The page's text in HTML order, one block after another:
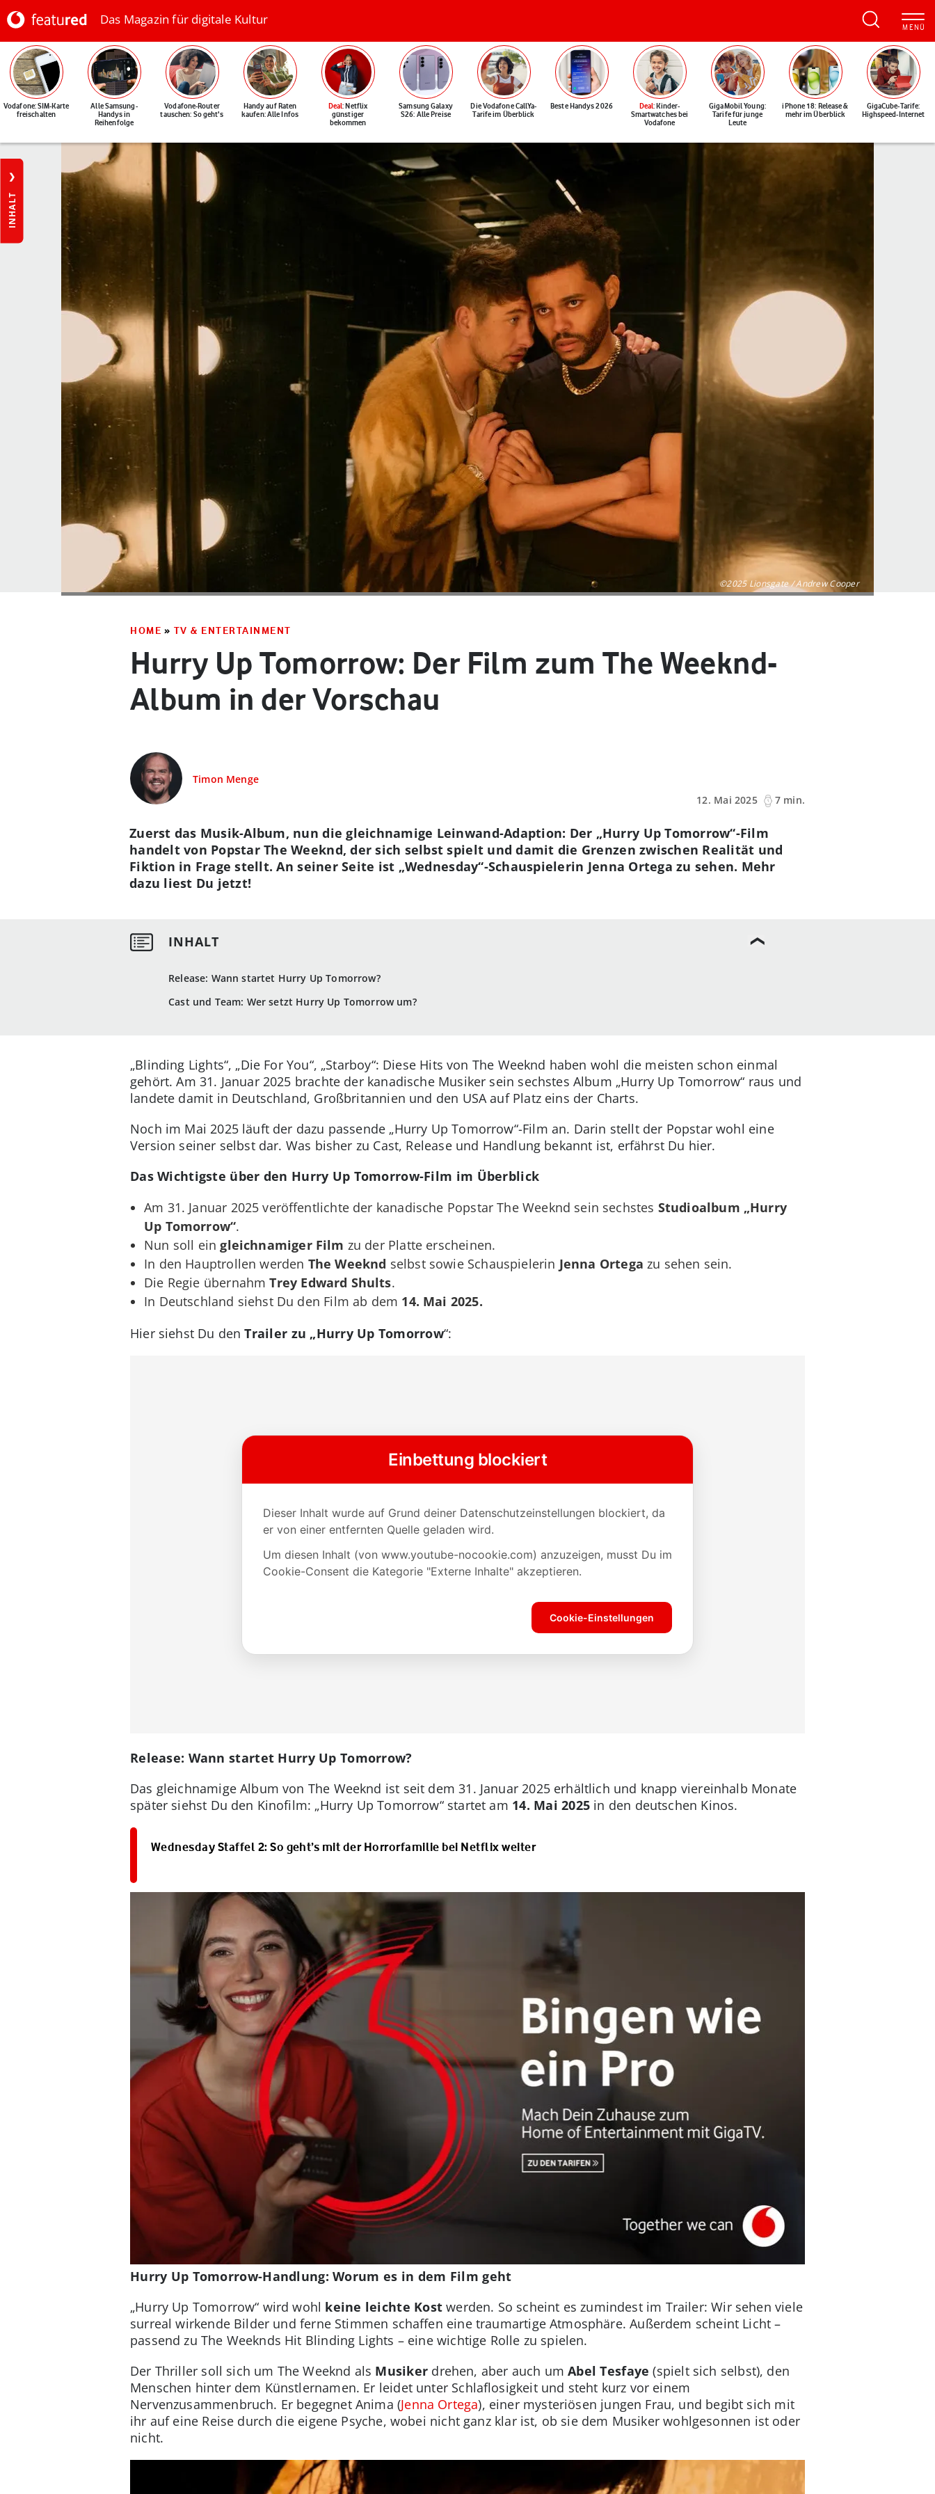
Das Magazin für digitale Kultur
Vodafone: SIM-Karte
freischalten
Alle Samsung-
Handys in
Reihenfolge
Vodafone-Router
tauschen: So geht's
Handy auf Raten
kaufen: Alle Infos
Deal: Netflix
günstiger
bekommen
Samsung Galaxy
S26: Alle Preise
Die Vodafone CallYa-
Tarife im Überblick
Beste Handys 2026 Deal: Kinder-
Smartwatches bei
Vodafone
GigaMobil Young:
Tarife für junge
Leute
iPhone 18: Release &
mehr im Überblick
GigaCube-Tarife:
Highspeed-Internet
INHALT
©2025 Lionsgate / Andrew Cooper
HOME » TV & ENTERTAINMENT
Hurry Up Tomorrow: Der Film zum The Weeknd-
Album in der Vorschau
Timon Menge
12. Mai 2025
7 min.
Release: Wann startet Hurry Up Tomorrow?
Cast und Team: Wer setzt Hurry Up Tomorrow um?
Zuerst das Musik-Album, nun die gleichnamige Leinwand-Adaption: Der „Hurry Up Tomorrow“-Film
handelt von Popstar The Weeknd, der sich selbst spielt und damit die Grenzen zwischen Realität und
Fiktion in Frage stellt. An seiner Seite ist „Wednesday“-Schauspielerin Jenna Ortega zu sehen. Mehr
dazu liest Du jetzt!
„Blinding Lights“, „Die For You“, „Starboy“: Diese Hits von The Weeknd haben wohl die meisten schon einmal
gehört. Am 31. Januar 2025 brachte der kanadische Musiker sein sechstes Album „Hurry Up Tomorrow“ raus und
landete damit in Deutschland, Großbritannien und den USA auf Platz eins der Charts.
Noch im Mai 2025 läuft der dazu passende „Hurry Up Tomorrow“-Film an. Darin stellt der Popstar wohl eine
Version seiner selbst dar. Was bisher zu Cast, Release und Handlung bekannt ist, erfährst Du hier.
Das Wichtigste über den Hurry Up Tomorrow-Film im Überblick
Am 31. Januar 2025 veröffentlichte der kanadische Popstar The Weeknd sein sechstes Studioalbum „Hurry
Up Tomorrow“.
Nun soll eingleichnamiger Film zu der Platte erscheinen.
In den Hauptrollen werden The Weeknd selbst sowie Schauspielerin Jenna Ortega zu sehen sein.
Die Regie übernahmTrey Edward Shults.
In Deutschland siehst Du den Film ab dem 14. Mai 2025.
Hier siehst Du denTrailer zu „Hurry Up Tomorrow“:
Release: Wann startet Hurry Up Tomorrow?
Das gleichnamige Album von The Weeknd ist seit dem 31. Januar 2025 erhältlich und knapp viereinhalb Monate
später siehst Du den Kinofilm: „Hurry Up Tomorrow“ startet am 14. Mai 2025 in den deutschen Kinos.
Wednesday Staffel 2: So geht’s mit der Horrorfamilie bei Netflix weiter
Hurry Up Tomorrow-Handlung: Worum es in dem Film geht
„Hurry Up Tomorrow“ wird wohl keine leichte Kost werden. So scheint es zumindest im Trailer: Wir sehen viele
surreal wirkende Bilder und ferne Stimmen schaffen eine traumartige Atmosphäre. Außerdem scheint Licht –
passend zu The Weeknds Hit Blinding Lights – eine wichtige Rolle zu spielen.
Der Thriller soll sich um The Weeknd als Musiker drehen, aber auch umAbel Tesfaye (spielt sich selbst), den
Menschen hinter dem Künstlernamen. Er leidet unter Schlaflosigkeit und steht kurz vor einem
Nervenzusammenbruch. Er begegnet Anima (Jenna Ortega), einer mysteriösen jungen Frau, und begibt sich mit
ihr auf eine Reise durch die eigene Psyche, wobei nicht ganz klar ist, ob sie dem Musiker wohlgesonnen ist oder
nicht.